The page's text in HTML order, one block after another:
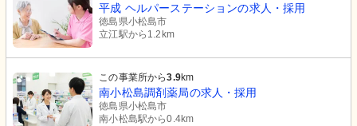
平成 ヘルパーステーションの求人・採用
徳島県小松島市
立江駅から1.2km
この事業所から3.9km
南小松島調剤薬局の求人・採用
徳島県小松島市
南小松島駅から0.4km